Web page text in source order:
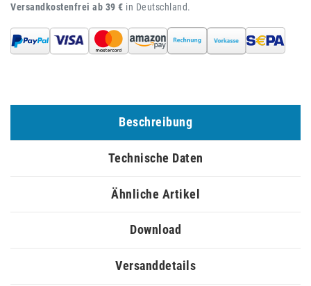
Versandkostenfrei ab 39 € in Deutschland.
Beschreibung
Technische Daten
Ähnliche Artikel
Download
Versanddetails